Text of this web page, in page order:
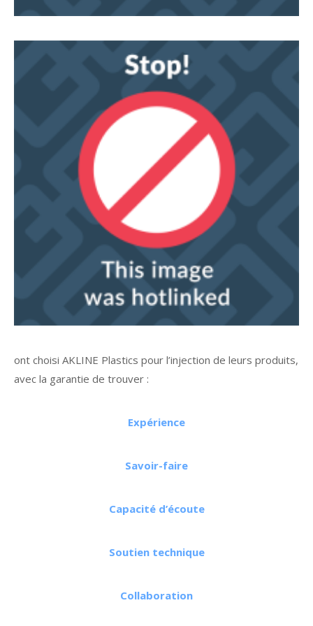
ont choisi AKLINE Plastics pour l’injection de leurs produits,
avec la garantie de trouver :
Expérience
Savoir-faire
Capacité d’écoute
Soutien technique
Collaboration